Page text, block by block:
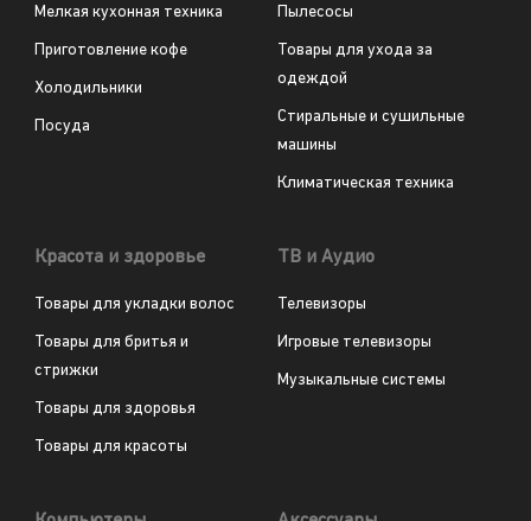
Мелкая кухонная техника
Приготовление кофе
Холодильники
Посуда
Пылесосы
Товары для ухода за
одеждой
Стиральные и сушильные
машины
Климатическая техника
Красота и здоровье
Товары для укладки волос
Товары для бритья и
стрижки
Товары для здоровья
Товары для красоты
ТВ и Аудио
Телевизоры
Игровые телевизоры
Музыкальные системы